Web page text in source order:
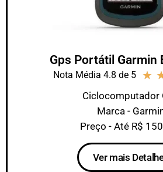
Gps Portátil Garmin
Nota Média 4.8 de 5 ★
Ciclocomputador
Marca -
Preço - Até R$
Ver mais